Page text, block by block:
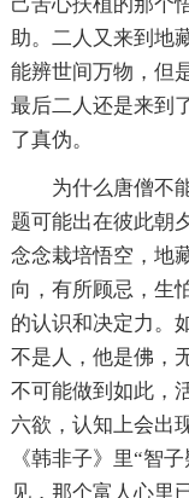
助。二人又来到地
能辨世间万物，但
最后二人还是来到
了真伪。
为什么唐僧不
题可能出在彼此朝
念念栽培悟空，地
向，有所顾忌，生
的认识和决定力。
不是人，他是佛，
不可能做到如此，
六欲，认知上会出
《韩非子》里“智
见，那个富人心里